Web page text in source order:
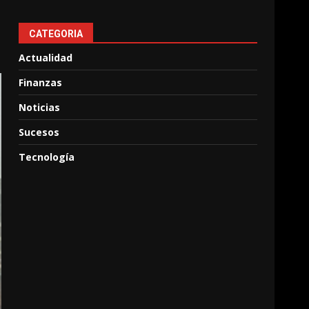
CATEGORIA
Actualidad
Finanzas
Noticias
Sucesos
Tecnología